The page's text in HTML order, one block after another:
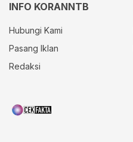
INFO KORANNTB
Hubungi Kami
Pasang Iklan
Redaksi